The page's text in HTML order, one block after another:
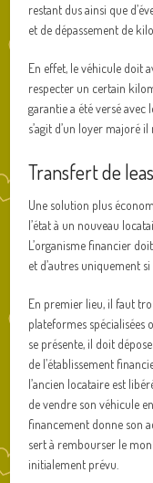
restant dus ainsi que
et de dépassement de
En effet, le véhicule doit
respecter un certain
garantie a été versé avec
s’agit d’un loyer majoré
Transfert de
Une solution plus
l’état à un nouveau
L’organisme financier
et d’autres uniquement
En premier lieu, il faut
plateformes spécialisées
se présente, il doit
de l’établissement
l’ancien locataire est
de vendre son véhicule
financement donne son
sert à rembourser le
initialement prévu.